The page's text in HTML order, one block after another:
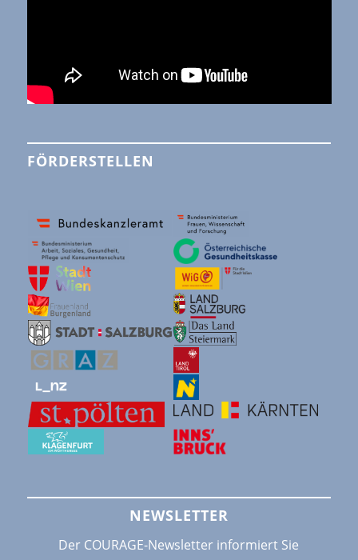
FÖRDERSTELLEN
NEWSLETTER
Der COURAGE-Newsletter informiert Sie